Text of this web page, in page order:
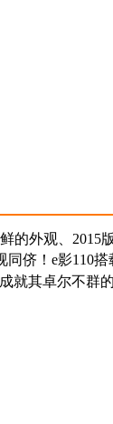
外观、2015
侪！ e影110
就其卓尔不群